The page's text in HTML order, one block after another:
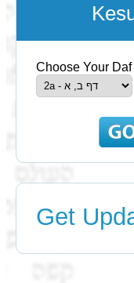
Choose Your Daf
Get